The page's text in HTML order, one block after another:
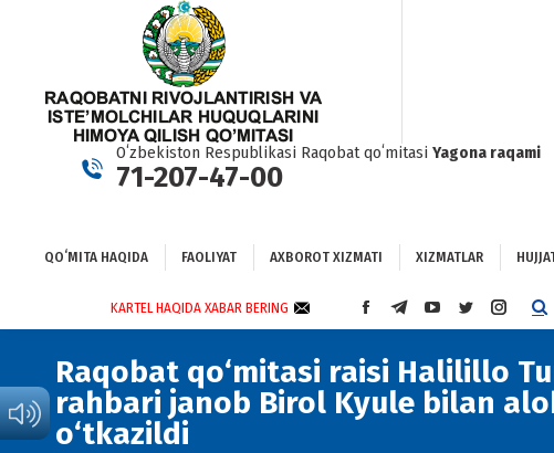
Oʻzbekiston Respublikasi Raqobat qoʻmitasi Yagona raqami
71-207-47-00
QOʻMITA HAQIDA FAOLIYAT AXBOROT XIZMATI XIZMATLAR
KARTEL HAQIDA XABAR BERING
FACEBOOK
OPENS
IN
NEW
TELEGRAM
OPENS
IN
NEW
YOUTUBE
OPENS
IN
NEW
TWITTER
OPENS
IN
NEW
OPENS
IN
NEW
Raqobat qo‘mitasi raisi Halilillo
rahbari janob Birol Kyule bilan
o‘tkazildi
QOʻMITA HAQIDA FAOLIYAT